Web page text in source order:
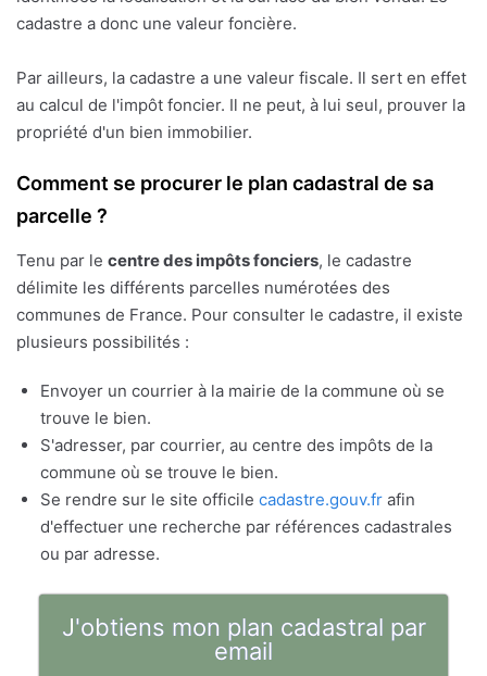
cadastre a donc une valeur foncière.
Par ailleurs, la cadastre a une valeur fiscale. Il sert en effet
au calcul de l'impôt foncier. Il ne peut, à lui seul, prouver la
propriété d'un bien immobilier.
Comment se procurer le plan cadastral de sa
parcelle ?
Tenu par le centre des impôts fonciers, le cadastre
délimite les différents parcelles numérotées des
communes de France. Pour consulter le cadastre, il existe
plusieurs possibilités :
Envoyer un courrier à la mairie de la commune où se
trouve le bien.
S'adresser, par courrier, au centre des impôts de la
commune où se trouve le bien.
Se rendre sur le site officile cadastre.gouv.fr afin
d'effectuer une recherche par références cadastrales
ou par adresse.
J'obtiens mon plan cadastral par
email